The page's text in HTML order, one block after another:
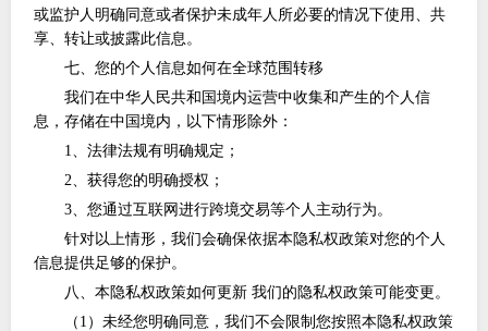
或监护人明确同意或者保护未成年人所必要的情况下使用、共
享、转让或披露此信息。
七、您的个人信息如何在全球范围转移
我们在中华人民共和国境内运营中收集和产生的个人信
息，存储在中国境内，以下情形除外：
1、法律法规有明确规定；
2、获得您的明确授权；
3、您通过互联网进行跨境交易等个人主动行为。
针对以上情形，我们会确保依据本隐私权政策对您的个人
信息提供足够的保护。
八、本隐私权政策如何更新 我们的隐私权政策可能变更。
（ 1）未经您明确同意，我们不会限制您按照本隐私权政策